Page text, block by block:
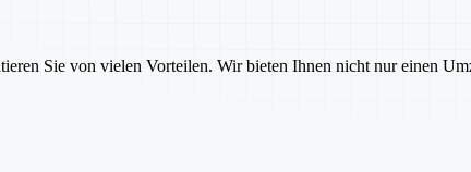
Sie von vielen Vorteilen. Wir bieten Ihnen nicht nur einen